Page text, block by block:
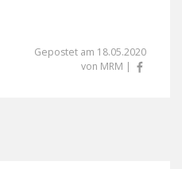
Gepostet am 18.05.2020
von MRM |